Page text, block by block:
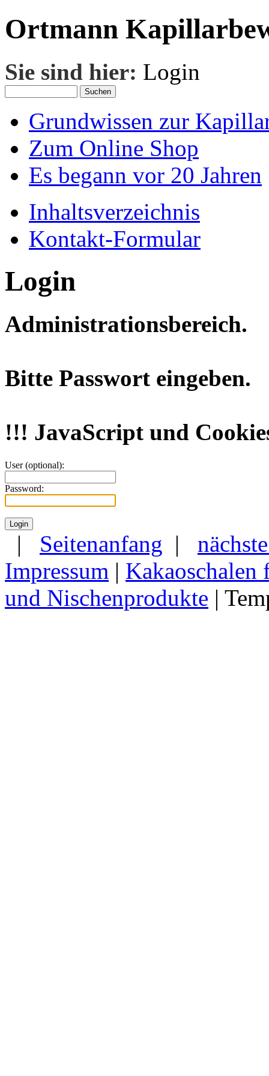
Ortmann
Sie sind hier: Login
Grundwissen zur
Zum Online Shop
Es begann vor 20 Jahren
Inhaltsverzeichnis
Kontakt-Formular
Login
Administrationsbereich.
Bitte Passwort eingeben.
!!! JavaScript und
User (optional):
Password:
| Seitenanfang |
Impressum | Kakaoschalen
und Nischenprodukte |